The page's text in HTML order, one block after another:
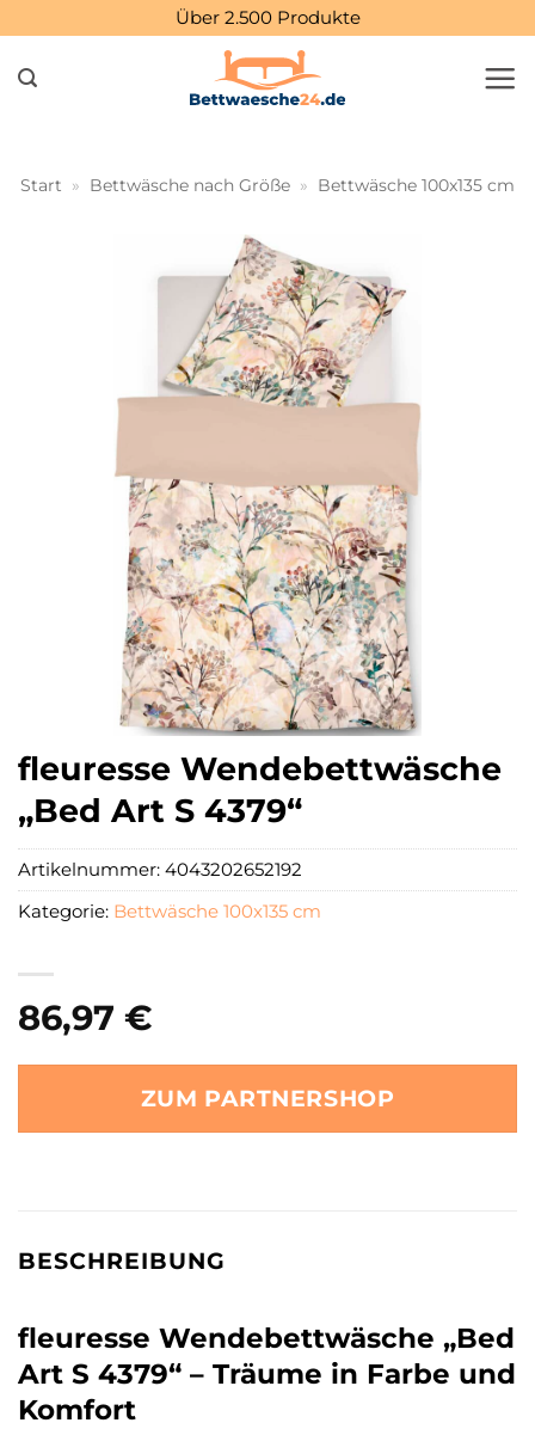
springen
Über 2.500 Produkte
Start » Bettwäsche nach Größe » Bettwäsche 100x135 cm
fleuresse Wendebettwäsche
„Bed Art S 4379“
86,97 €
ZUM PARTNERSHOP
Artikelnummer: 4043202652192
Kategorie: Bettwäsche 100x135 cm
BESCHREIBUNG
fleuresse Wendebettwäsche „Bed
Art S 4379“ – Träume in Farbe und
Komfort